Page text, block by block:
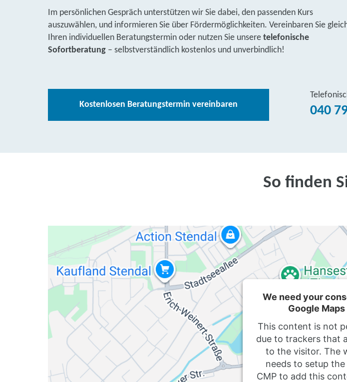
Im persönlichen Gespräch unterstützen wir Sie dabei, den passenden Kurs
auszuwählen, und informieren Sie über Fördermöglichkeiten. Vereinbaren Sie
Ihren individuellen Beratungstermin oder nutzen Sie unsere telefonische
Sofortberatung – selbstverständlich kostenlos und unverbindlich!
Kostenlosen Beratungstermin vereinbaren 040
So finden
We need your
Google
This content is not
due to trackers that
to the visitor. The
needs to setup
CMP to add this